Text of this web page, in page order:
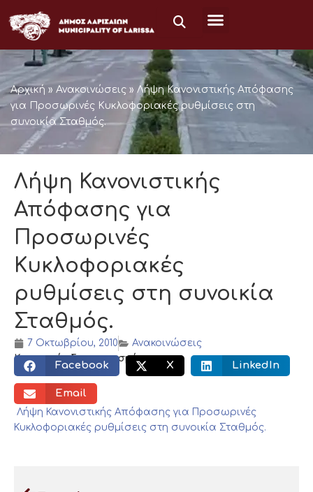
στο
περιεχόμενο
Αρχική » Ανακοινώσεις » Λήψη Κανονιστικής Απόφασης
για Προσωρινές Κυκλοφοριακές ρυθμίσεις στη
συνοικία Σταθμός.
Λήψη Κανονιστικής
Απόφασης για
Προσωρινές
Κυκλοφοριακές
ρυθμίσεις στη συνοικία
Σταθμός.
7 Οκτωβρίου, 2010
Ανακοινώσεις
Κοινωνικός διαμοιρασμός:
Facebook X LinkedIn
Email
Λήψη Κανονιστικής Απόφασης για Προσωρινές
Κυκλοφοριακές ρυθμίσεις στη συνοικία Σταθμός.